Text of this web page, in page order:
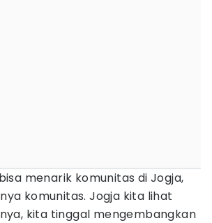
menarik komunitas di Jogja,
komunitas. Jogja kita lihat
kita tinggal mengembangkan